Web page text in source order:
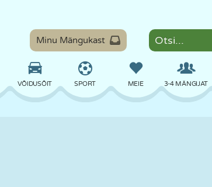
Minu Mängukast
VÕIDUSÕIT SPORT MEIE 3-4 MÄNGIJAT